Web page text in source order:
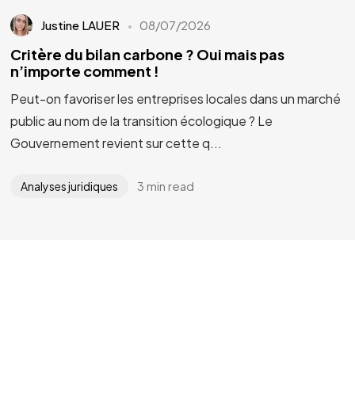
Justine LAUER 08/07/2026
Critère du bilan carbone ? Oui mais pas
n’importe comment !
Peut-on favoriser les entreprises locales dans un marché
public au nom de la transition écologique ? Le
Gouvernement revient sur cette q...
Analyses juridiques 3 min read